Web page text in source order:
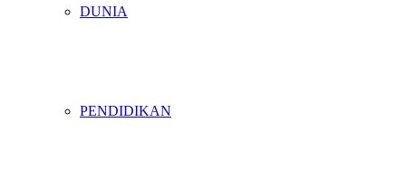
DUNIA
PENDIDIKAN